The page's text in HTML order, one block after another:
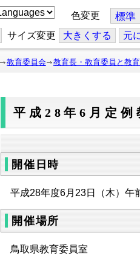
色変更 標準
サイズ変更 大きくする 元
教育委員会 教育長・教育委員と教
平成28年6月定例
開催日時
平成28年度6月23日（木）午
開催場所
鳥取県教育委員室